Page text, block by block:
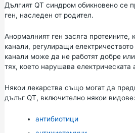
Дългият QT синдром обикновено се
ген, наследен от родител.
Анормалният ген засяга протеините,
канали, регулиращи
канали може да не работят добре
тях, което нарушава електрическата
Някои лекарства също могат да
дълъг QT, включително някои видове:
антибиотици